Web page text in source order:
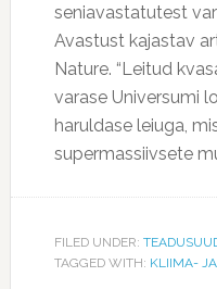
seniavastatutest
Avastust kajastav
Nature. “Leitud
varase Universumi
haruldase leiuga,
supermassiivsete
FILED UNDER:
TAGGED WITH: KLIIMA-